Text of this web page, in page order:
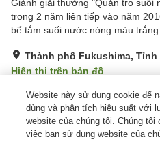
Giành giải thưởng "Quán trọ suối
trong 2 năm liên tiếp vào năm
bể tắm suối nước nóng màu
Thành phố Fukushima, Tỉnh
Hiển thị trên bản đồ
Tuyệt vời Đánh giá:583
Tiện nghi chỗ nghỉ
Website này sử dụng cookie để
dùng và phân tích hiệu suất với
website của chúng tôi. Chúng tôi
việc bạn sử dụng website của